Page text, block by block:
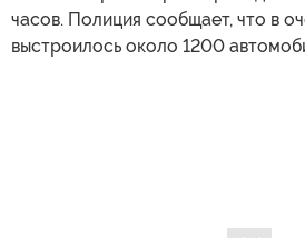
часов. Полиция сообщает, что в
выстроилось около 1200